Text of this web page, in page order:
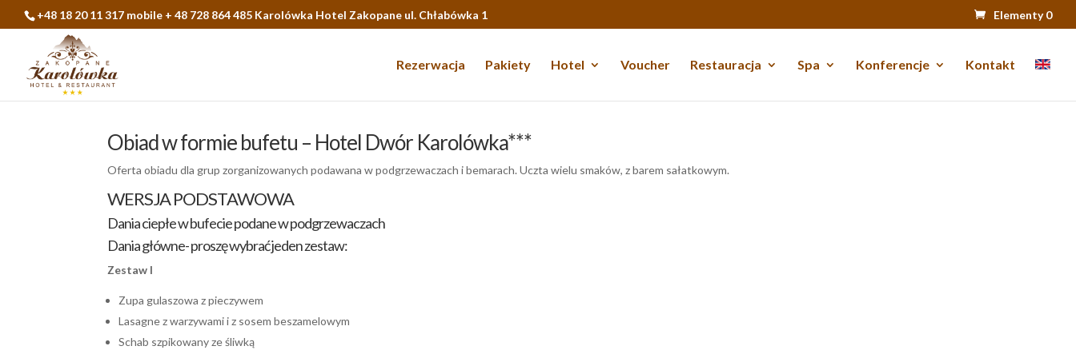
+48 18 20 11 317 mobile + 48 728 864 485 Karolówka Hotel Zakopane ul. Chłabówka 1 Elementy 0
Rezerwacja Pakiety Hotel Voucher Restauracja Spa Konferencje Kontakt
Obiad w formie bufetu – Hotel Dwór Karolówka***
Oferta obiadu dla grup zorganizowanych podawana w podgrzewaczach i bemarach. Uczta wielu smaków, z barem sałatkowym.
WERSJA PODSTAWOWA
Dania ciepłe w bufecie podane w podgrzewaczach
Dania główne- proszę wybrać jeden zestaw:
Zestaw I
Zupa gulaszowa z pieczywem
Lasagne z warzywami i z sosem beszamelowym
Schab szpikowany ze śliwką